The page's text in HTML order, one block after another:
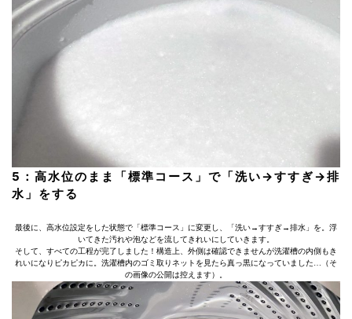
5：高水位のまま「標準コース」で「洗い→すすぎ→排
水」をする
最後に、高水位設定をした状態で「標準コース」に変更し、「洗い→すすぎ→排水」を。浮
いてきた汚れや泡などを流してきれいにしていきます。
そして、すべての工程が完了しました！構造上、外側は確認できませんが洗濯槽の内側もき
れいになりピカピカに。洗濯槽内のゴミ取りネットを見たら真っ黒になっていました…（そ
の画像の公開は控えます）。